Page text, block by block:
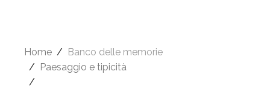
Home
Banco delle memorie
Paesaggio e tipicità